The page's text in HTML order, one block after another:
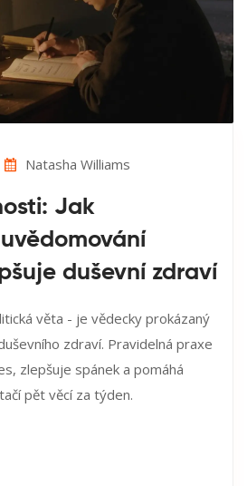
Natasha Williams
Jak
duševní zdraví
věta - je vědecky prokázaný
zdraví. Pravidelná praxe
zlepšuje spánek a pomáhá
pět věcí za týden.